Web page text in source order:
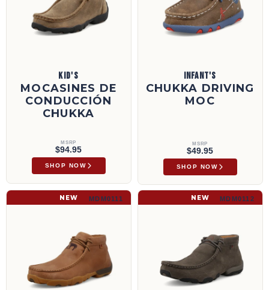
KID'S
MOCASINES DE
CONDUCCIÓN
CHUKKA
MSRP
$94.95
SHOP NOW
INFANT'S
CHUKKA DRIVING
MOC
MSRP
$49.95
SHOP NOW
Chukka Driving Moc | MDM0111
MDM0111
NEW
Chukka Driving Moc | MDM0112
MDM0112
NEW